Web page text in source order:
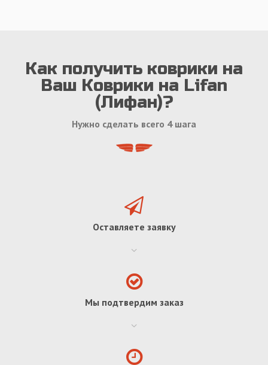
Как получить коврики на
Ваш Коврики на Lifan
(Лифан)?
Нужно сделать всего 4 шага
Оставляете заявку
Мы подтвердим заказ